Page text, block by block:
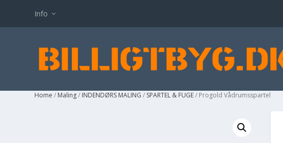
Info
Home / Maling/ INDENDØRS MALING / SPARTEL & FUGE/ Progold Vådrumsspartel